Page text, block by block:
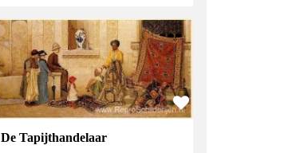
De Tapijthandelaar